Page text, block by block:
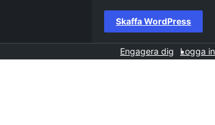
Skaffa WordPress
Engagera dig Logga in